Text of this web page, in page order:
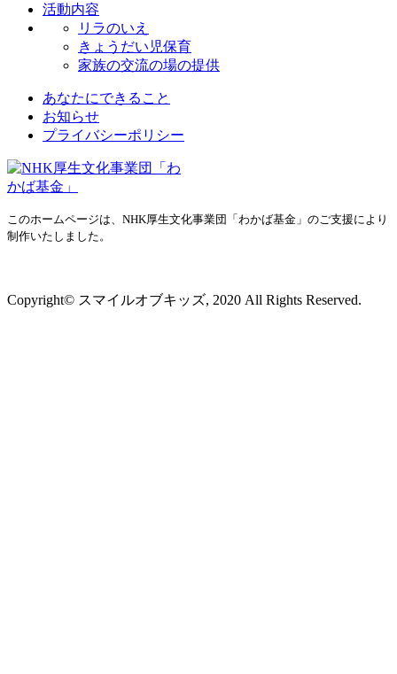
活動内容
リラのいえ
きょうだい児保育
家族の交流の場の提供
あなたにできること
お知らせ
プライバシーポリシー
このホームページは、NHK厚生文化事業団「わかば基金」のご支援により
制作いたしました。
Copyright© スマイルオブキッズ, 2020 All Rights Reserved.